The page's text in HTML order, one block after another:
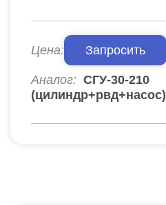
Цена: Запросить
Аналог: СГУ-30-210
(цилиндр+рвд+насос)